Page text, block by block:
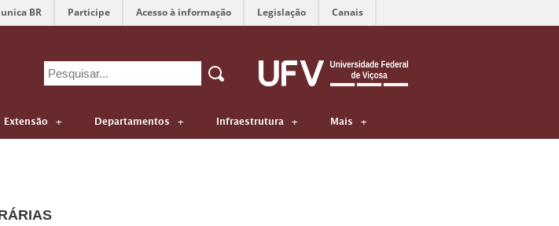
BR Participe Acesso à informação Legislação Canais
Search
for:
Extensão Departamentos Infraestrutura Mais